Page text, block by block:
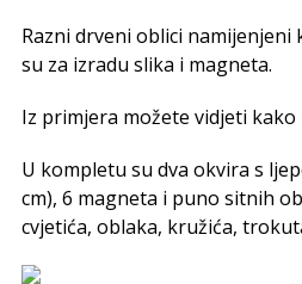
Razni drveni oblici namijenjeni
su za izradu slika i magneta.
Iz primjera možete vidjeti
U kompletu su dva okvira s
cm), 6 magneta i puno sitnih
cvjetića, oblaka, kružića,